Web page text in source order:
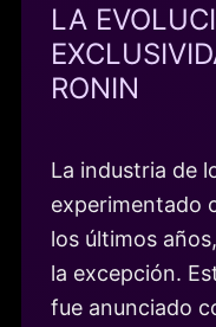
LA
RONIN
La industria de
experimentado
los últimos
la excepción.
fue anunciado